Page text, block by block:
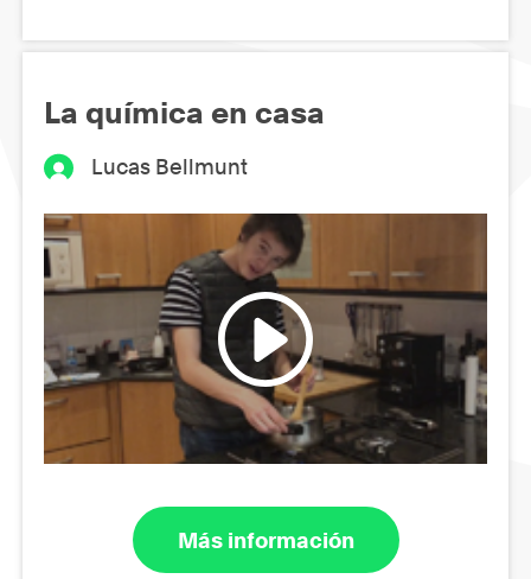
La química en casa
Lucas Bellmunt
Más información